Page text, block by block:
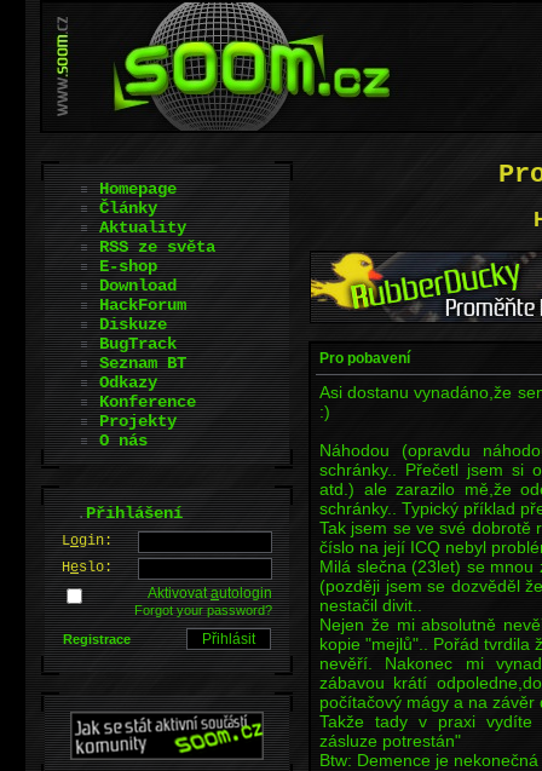
Pro pobavení
Asi dostanu vynadáno,že
:)
Náhodou (opravdu
schránky.. Přečetl jsem si
atd.) ale zarazilo mě,že
schránky.. Typický příklad
Tak jsem se ve své dobrotě
číslo na její ICQ nebyl
Milá slečna (23let) se mnou
(později jsem se dozvěděl
nestačil divit..
Nejen že mi absolutně
kopie "mejlů".. Pořád tvrdila
nevěří. Nakonec mi
zábavou krátí
počítačový mágy a na
Takže tady v praxi vydíte
zásluze potrestán"
Btw: Demence je
Homepage
Články
Aktuality
RSS ze světa
E-shop
Download
HackForum
Diskuze
BugTrack
Seznam BT
Odkazy
Konference
Projekty
O nás
.Přihlášení
Login:
Heslo:
Aktivovatautologin
Forgot your password?
Registrace